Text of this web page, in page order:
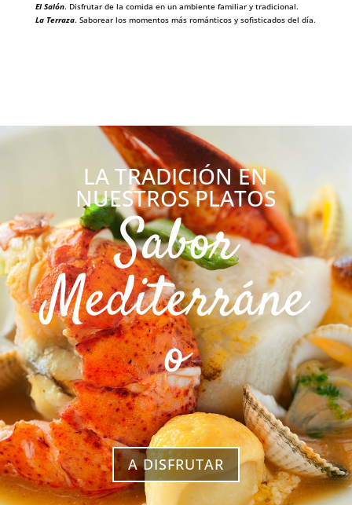
El Salón. Disfrutar de la comida en un ambiente familiar y tradicional.
La Terraza. Saborear los momentos más románticos y sofisticados del día.
LA TRADICIÓN EN
NUESTROS PLATOS
Sabor
Mediterráne
o
A DISFRUTAR